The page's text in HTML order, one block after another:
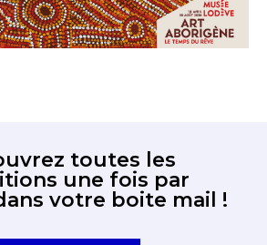
toutes les
une fois par
votre boite mail !